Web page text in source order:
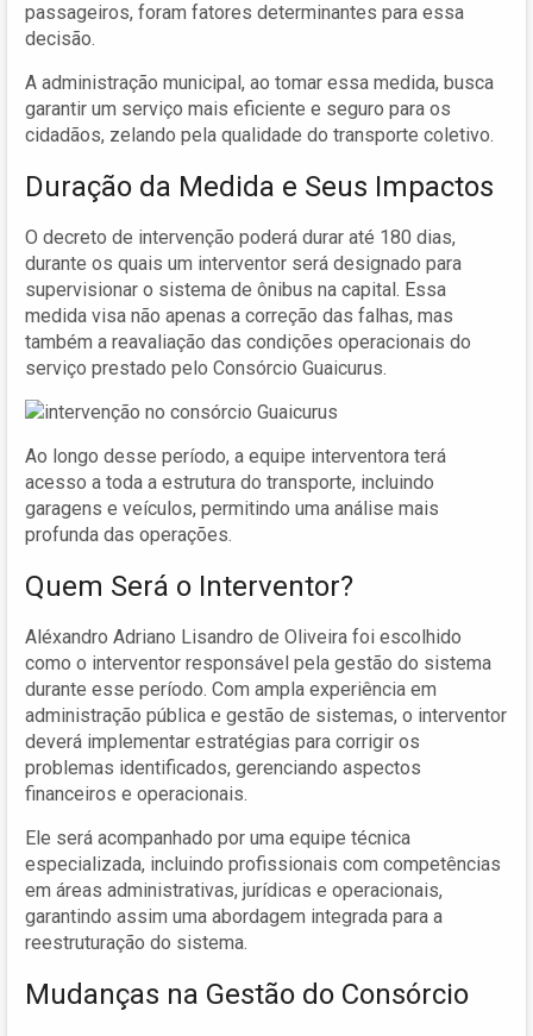
passageiros, foram fatores determinantes para essa
decisão.
A administração municipal, ao tomar essa medida, busca
garantir um serviço mais eficiente e seguro para os
cidadãos, zelando pela qualidade do transporte coletivo.
Duração da Medida e Seus Impactos
O decreto de intervenção poderá durar até 180 dias,
durante os quais um interventor será designado para
supervisionar o sistema de ônibus na capital. Essa
medida visa não apenas a correção das falhas, mas
também a reavaliação das condições operacionais do
serviço prestado pelo Consórcio Guaicurus.
Ao longo desse período, a equipe interventora terá
acesso a toda a estrutura do transporte, incluindo
garagens e veículos, permitindo uma análise mais
profunda das operações.
Quem Será o Interventor?
Aléxandro Adriano Lisandro de Oliveira foi escolhido
como o interventor responsável pela gestão do sistema
durante esse período. Com ampla experiência em
administração pública e gestão de sistemas, o interventor
deverá implementar estratégias para corrigir os
problemas identificados, gerenciando aspectos
financeiros e operacionais.
Ele será acompanhado por uma equipe técnica
especializada, incluindo profissionais com competências
em áreas administrativas, jurídicas e operacionais,
garantindo assim uma abordagem integrada para a
reestruturação do sistema.
Mudanças na Gestão do Consórcio